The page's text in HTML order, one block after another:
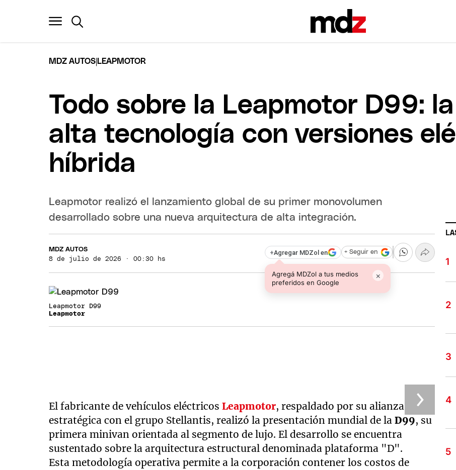
MDZ AUTOS LEAPMOTOR
Todo sobre la Leapmotor D99:
alta tecnología con versiones
híbrida
Leapmotor realizó el lanzamiento global de su primer monovolumen
desarrollado sobre una nueva arquitectura de alta integración.
MDZ AUTOS
8 de julio de 2026 · 00:30 hs
+Agregar MDZol en
Agregá MDZol a tus medios
preferidos en Google
×
+ Seguir en
Leapmotor D99
Leapmotor
El fabricante de vehículos eléctricos Leapmotor, respaldado por su alianza
estratégica con el grupo Stellantis, realizó la presentación mundial de laD99, su
primera minivan orientada al segmento de lujo. El desarrollo se encuentra
sustentado sobre la arquitectura estructural denominada plataforma "D".
Esta metodología operativa permite a la corporación contener los costos de